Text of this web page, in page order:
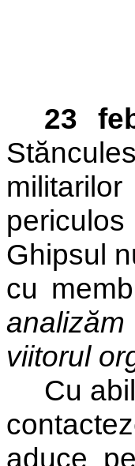
23
Ghipsul
cu
viitorul
Cu
aduce